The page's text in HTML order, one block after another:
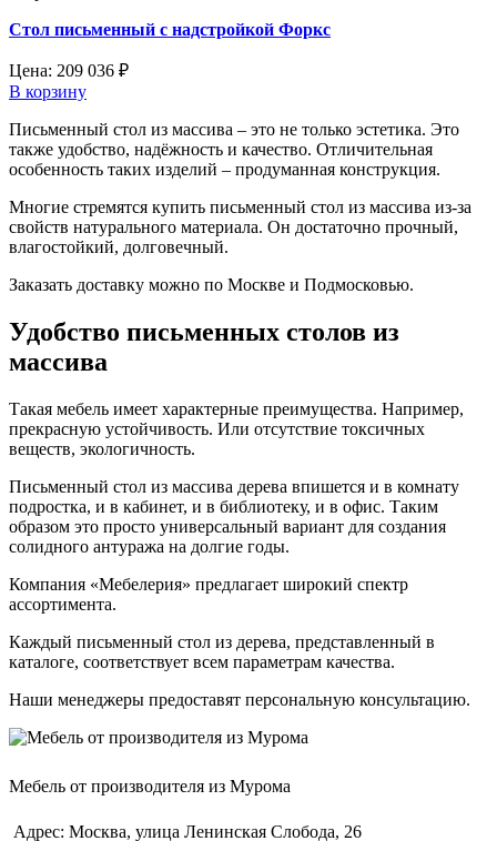
Стол письменный с надстройкой Форкс
Цена: 209 036 ₽
В корзину
Письменный стол из массива – это не только эстетика. Это
также удобство, надёжность и качество. Отличительная
особенность таких изделий – продуманная конструкция.
Многие стремятся купить письменный стол из массива из-за
свойств натурального материала. Он достаточно прочный,
влагостойкий, долговечный.
Заказать доставку можно по Москве и Подмосковью.
Удобство письменных столов из
массива
Такая мебель имеет характерные преимущества. Например,
прекрасную устойчивость. Или отсутствие токсичных
веществ, экологичность.
Письменный стол из массива дерева впишется и в комнату
подростка, и в кабинет, и в библиотеку, и в офис. Таким
образом это просто универсальный вариант для создания
солидного антуража на долгие годы.
Компания «Мебелерия» предлагает широкий спектр
ассортимента.
Каждый письменный стол из дерева, представленный в
каталоге, соответствует всем параметрам качества.
Наши менеджеры предоставят персональную консультацию.
Мебель от производителя из Мурома
Адрес: Москва, улица Ленинская Слобода, 26